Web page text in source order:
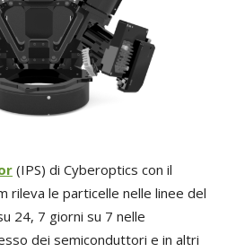
(IPS) di Cyberoptics con il
rileva le particelle nelle linee del
24, 7 giorni su 7 nelle
dei semiconduttori e in altri